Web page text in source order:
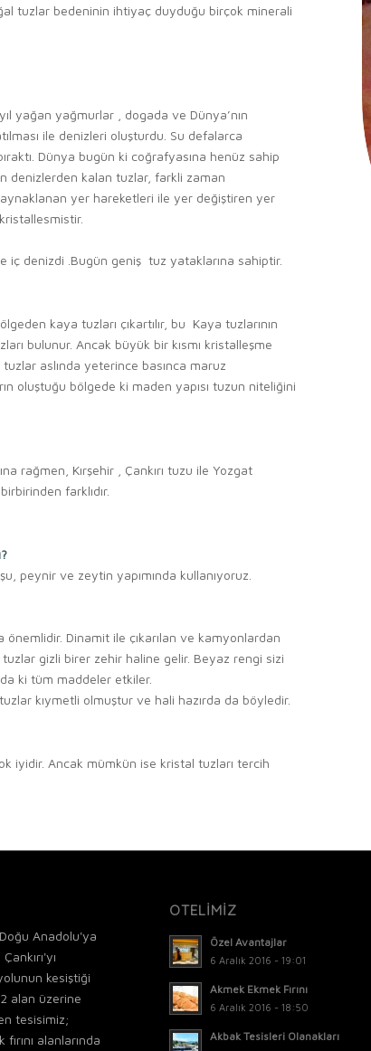
tuzlar bedeninin ihtiyaç duyduğu birçok minerali
yağan yağmurlar , dogada ve Dünya’nın
ile denizleri oluşturdu. Su defalarca
Dünya bugün ki coğrafyasına henüz sahip
denizlerden kalan tuzlar, farkli zaman
yer hareketleri ile yer değiştiren yer
denizdi .Bugün geniş tuz yataklarına sahiptir.
kaya tuzları çıkartılır, bu Kaya tuzlarının
bulunur. Ancak büyük bir kısmı kristalleşme
aslında yeterince basınca maruz
oluştuğu bölgede ki maden yapısı tuzun niteliğini
rağmen, Kırşehir , Çankırı tuzu ile Yozgat
farklıdır.
peynir ve zeytin yapımında kullanıyoruz.
önemlidir. Dinamit ile çıkarılan ve kamyonlardan
gizli birer zehir haline gelir. Beyaz rengi sizi
ki tüm maddeler etkiler.
kıymetli olmuştur ve hali hazırda da böyledir.
iyidir. Ancak mümkün ise kristal tuzları tercih
Anadolu'ya
kesiştiği
alan üzerine
tesisimiz;
alanlarında
OTELİMİZ
Özel Avantajlar
6 Aralık 2016 - 19:01
Akmek Ekmek Fırını
6 Aralık 2016 - 18:50
Akbak Tesisleri Olanakları